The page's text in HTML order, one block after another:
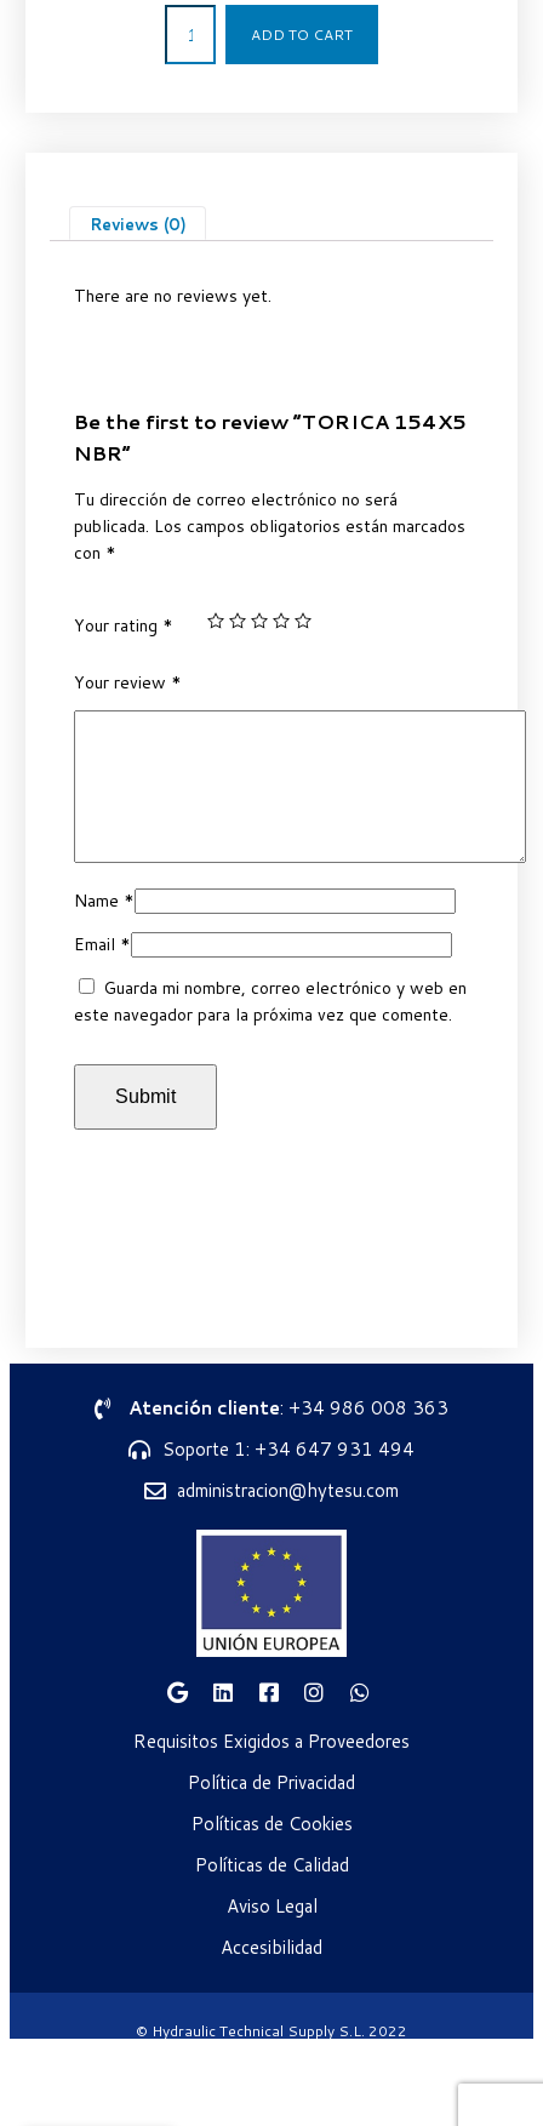
ADD TO CART
Reviews (0)
There are no reviews yet.
Be the first to review “TORICA 154X5
NBR”
Tu dirección de correo electrónico no será
publicada. Los campos obligatorios están marcados
con *
Your rating *
Your review *
Name *
Email *
Guarda mi nombre, correo electrónico y web en
este navegador para la próxima vez que comente.
Atención cliente: +34 986 008 363
Soporte 1: +34 647 931 494
administracion@hytesu.com
Requisitos Exigidos a Proveedores
Política de Privacidad
Políticas de Cookies
Políticas de Calidad
Aviso Legal
Accesibilidad
© Hydraulic Technical Supply S.L. 2022